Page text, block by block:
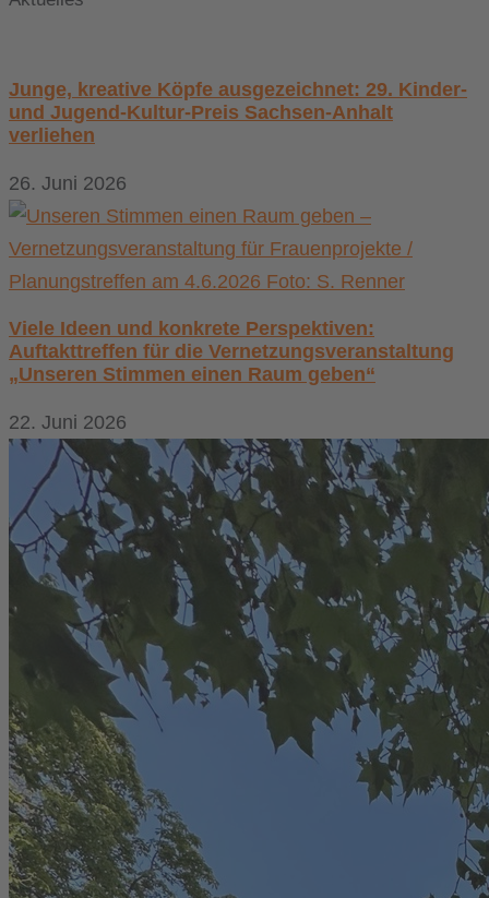
Junge, kreative Köpfe ausgezeichnet: 29. Kinder-
und Jugend-Kultur-Preis Sachsen-Anhalt
verliehen
26. Juni 2026
Viele Ideen und konkrete Perspektiven:
Auftakttreffen für die Vernetzungsveranstaltung
„Unseren Stimmen einen Raum geben“
22. Juni 2026